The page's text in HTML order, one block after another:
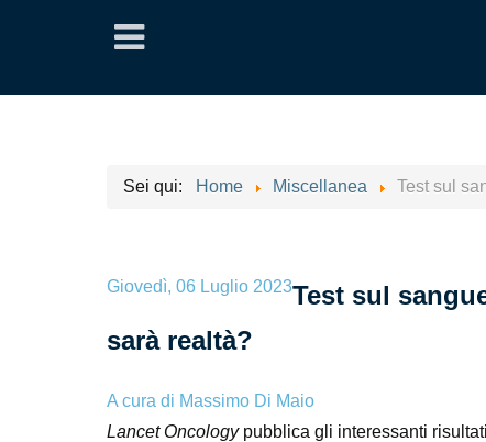
Sei qui: Home Miscellanea Test sul
Giovedì, 06 Luglio 2023Test sul
sarà realtà?
A cura di Massimo Di Maio
Lancet Oncologypubblica gli interessanti